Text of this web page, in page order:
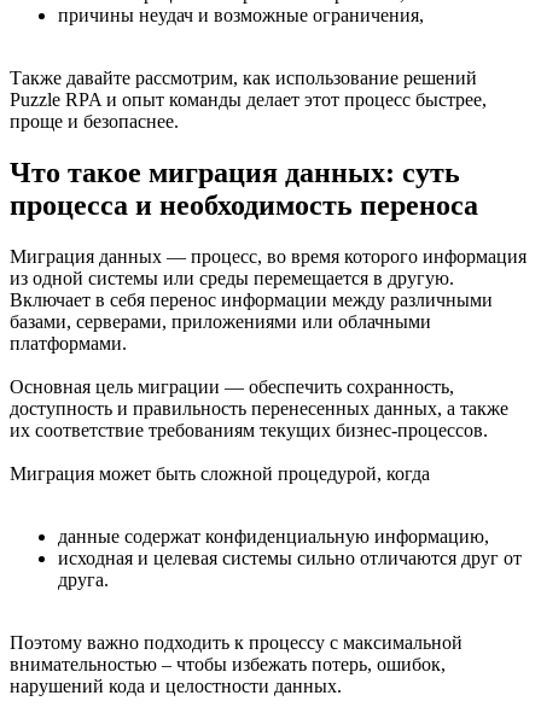
причины неудач и возможные ограничения,
Также давайте рассмотрим, как использование решений
Puzzle RPA и опыт команды делает этот процесс быстрее,
проще и безопаснее.
Что такое миграция данных: суть
процесса и необходимость переноса
Миграция данных — процесс, во время которого информация
из одной системы или среды перемещается в другую.
Включает в себя перенос информации между различными
базами, серверами, приложениями или облачными
платформами.
Основная цель миграции — обеспечить сохранность,
доступность и правильность перенесенных данных, а также
их соответствие требованиям текущих бизнес-процессов.
Миграция может быть сложной процедурой, когда
данные содержат конфиденциальную информацию,
исходная и целевая системы сильно отличаются друг от
друга.
Поэтому важно подходить к процессу с максимальной
внимательностью – чтобы избежать потерь, ошибок,
нарушений кода и целостности данных.